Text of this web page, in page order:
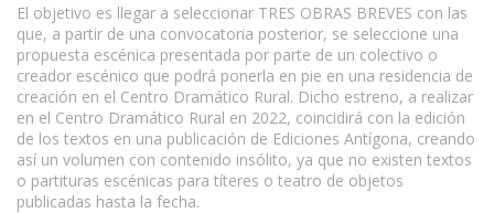
El objetivo es llegar a seleccionar TRES OBRAS BREVES con las
que, a partir de una convocatoria posterior, se seleccione una
propuesta escénica presentada por parte de un colectivo o
creador escénico que podrá ponerla en pie en una residencia de
creación en el Centro Dramático Rural. Dicho estreno, a realizar
en el Centro Dramático Rural en 2022, coincidirá con la edición
de los textos en una publicación de Ediciones Antígona, creando
así un volumen con contenido insólito, ya que no existen textos
o partituras escénicas para títeres o teatro de objetos
publicadas hasta la fecha.